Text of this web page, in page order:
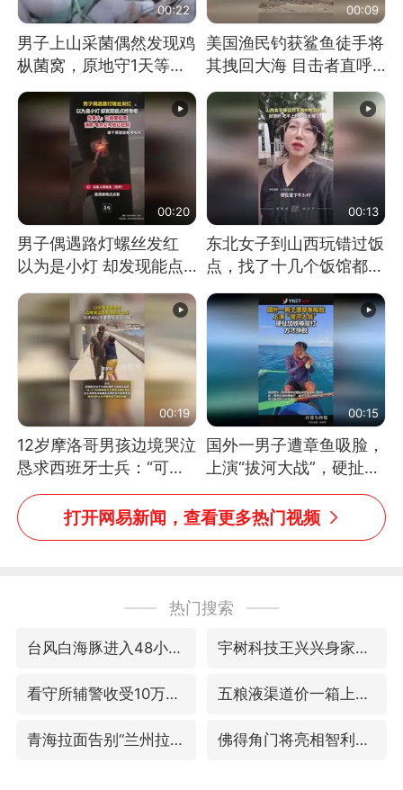
00:22
男子上山采菌偶然发现鸡
枞菌窝，原地守1天等它
长大：挖了140多朵
00:09
美国渔民钓获鲨鱼徒手将
其拽回大海 目击者直呼
震惊 （视频来源：参考
消息）
00:20
男子偶遇路灯螺丝发红
以为是小灯 却发现能点
燃香烟 当事人：已报警
处理
00:13
东北女子到山西玩错过饭
点，找了十几个饭馆都没
开门：午休到几点
00:19
12岁摩洛哥男孩边境哭泣
恳求西班牙士兵：“可不
可以不要把我遣返回国”
00:15
国外一男子遭章鱼吸脸，
上演“拔河大战”，硬扯加
铁棒敲打方才挣脱
打开网易新闻，查看更多热门视频
热门搜索
台风白海豚进入48小时警戒线 宇树科技王兴兴身家有望超200亿元
看守所辅警收受10万获刑1年 五粮液渠道价一箱上涨近百元
青海拉面告别“兰州拉面” 佛得角门将亮相智利俱乐部主场